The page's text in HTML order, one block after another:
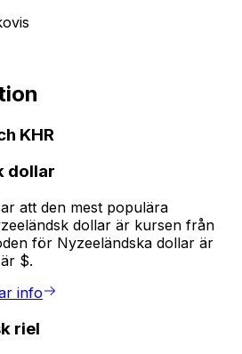
KHR
dollar
att den mest populära
dollar är kursen från
för Nyzeeländska dollar är
$.
info
riel